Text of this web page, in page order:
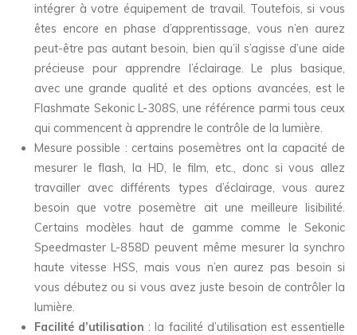
intégrer à votre équipement de travail. Toutefois, si vous
êtes encore en phase d’apprentissage, vous n’en aurez
peut-être pas autant besoin, bien qu’il s’agisse d’une aide
précieuse pour apprendre l’éclairage. Le plus basique,
avec une grande qualité et des options avancées, est le
Flashmate Sekonic L-308S, une référence parmi tous ceux
qui commencent à apprendre le contrôle de la lumière.
Mesure possible: certains posemètres ont la capacité de
mesurer le flash, la HD, le film, etc., donc si vous allez
travailler avec différents types d’éclairage, vous aurez
besoin que votre posemètre ait une meilleure lisibilité.
Certains modèles haut de gamme comme le Sekonic
Speedmaster L-858D peuvent même mesurer la synchro
haute vitesse HSS, mais vous n’en aurez pas besoin si
vous débutez ou si vous avez juste besoin de contrôler la
lumière.
Facilité d’utilisation : la facilité d’utilisation est essentielle